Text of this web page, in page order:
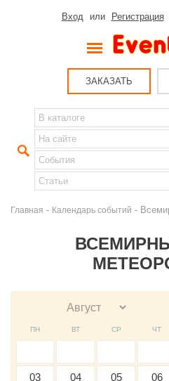
Вход или Регистрация
ЗАКАЗАТЬ
Главная - Календарь событий -
ПН ВТ СР ЧТ
03 04 05 06